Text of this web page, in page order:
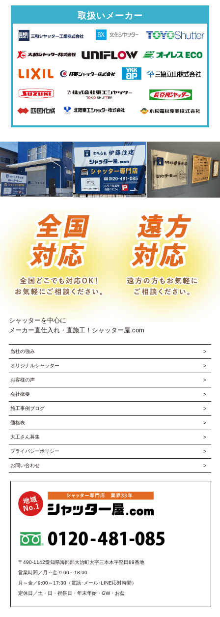
取扱いメーカー
シャッターを中心に
メーカー直仕入れ・直施工！シャッター屋.com
当社の強み
オリジナルシャッター
お客様の声
会社概要
施工事例ブログ
価格表
大工さん募集
プライバシーポリシー
お問い合わせ
〒490-1142愛知県海部郡大治町大字三本木字堅田89番地
営業時間／月～金 9:00～18:00
月～金／9:00～17:30（電話･メール･LINE応対時間）
定休日／土・日・祝祭日・年末年始・GW・お盆